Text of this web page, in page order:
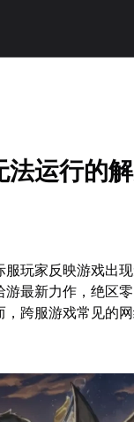
运行的解
玩家反映游戏出
最新力作，绝区
跨服游戏常见的